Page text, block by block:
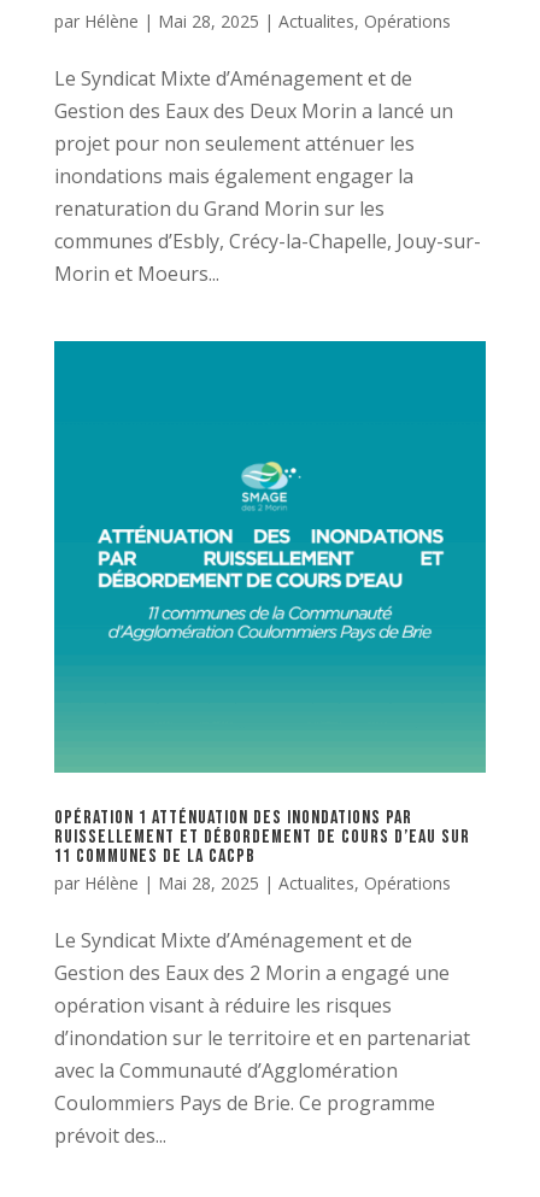
par Hélène | Mai 28, 2025 | Actualites, Opérations
Le Syndicat Mixte d’Aménagement et de
Gestion des Eaux des Deux Morin a lancé un
projet pour non seulement atténuer les
inondations mais également engager la
renaturation du Grand Morin sur les
communes d’Esbly, Crécy-la-Chapelle, Jouy-sur-
Morin et Moeurs...
Opération 1 Atténuation des inondations par
ruissellement et débordement de cours d’eau sur
11 communes de la CACPB
par Hélène | Mai 28, 2025 | Actualites, Opérations
Le Syndicat Mixte d’Aménagement et de
Gestion des Eaux des 2 Morin a engagé une
opération visant à réduire les risques
d’inondation sur le territoire et en partenariat
avec la Communauté d’Agglomération
Coulommiers Pays de Brie. Ce programme
prévoit des...